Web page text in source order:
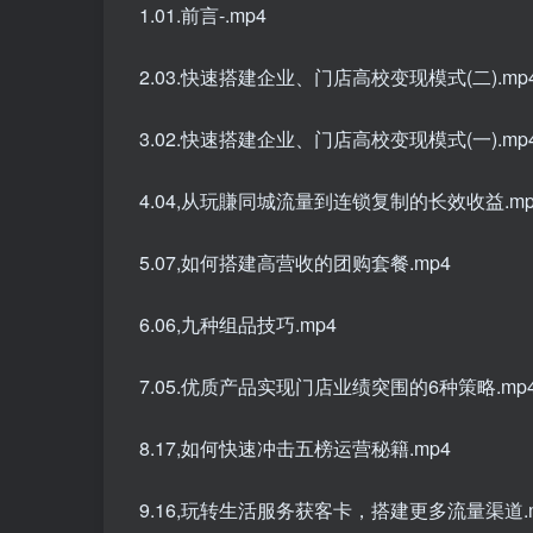
1.01.前言-.mp4
2.03.快速搭建企业、门店高校变现模式(二
3.02.快速搭建企业、门店高校变现模式(一
4.04,从玩賺同城流量到连锁复制的长效收益
5.07,如何搭建高营收的团购套餐.mp4
6.06,九种组品技巧.mp4
7.05.优质产品实现门店业绩突围的6种策略
8.17,如何快速冲击五榜运营秘籍.mp4
9.16,玩转生活服务获客卡，搭建更多流量渠道